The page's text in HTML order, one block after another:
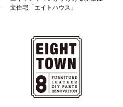
文住宅「エイトハウス」